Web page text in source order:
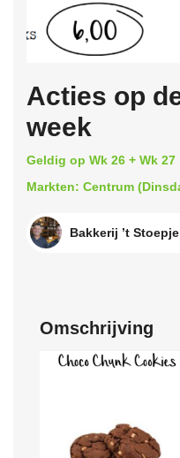
Acties op
week
Geldig op Wk 26 + Wk 27
Markten: Centrum
Bakkerij ’t
Omschrijving